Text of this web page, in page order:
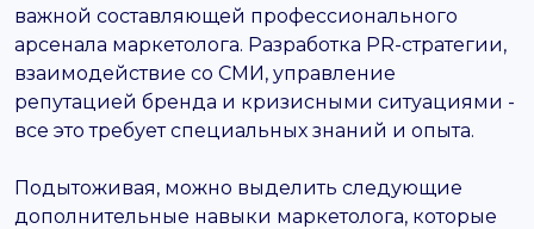
важной составляющей профессионального
арсенала маркетолога. Разработка PR-стратегии,
взаимодействие со СМИ, управление
репутацией бренда и кризисными ситуациями -
все это требует специальных знаний и опыта.
Подытоживая, можно выделить следующие
дополнительные навыки маркетолога, которые